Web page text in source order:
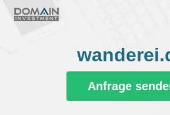
Anfrage